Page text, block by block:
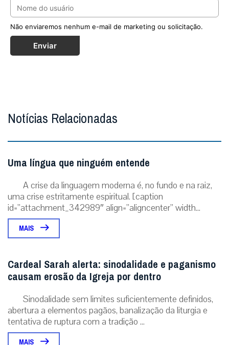
Uma língua que ninguém entende
A crise da linguagem moderna é, no fundo e na raiz,
uma crise estritamente espiritual. [caption
id=”attachment_342989″ align=”aligncenter” width...
Cardeal Sarah alerta: sinodalidade e paganismo
causam erosão da Igreja por dentro
abertura a elementos pagãos, banalização da liturgia e
tentativa de ruptura com a tradição ...
MAIS